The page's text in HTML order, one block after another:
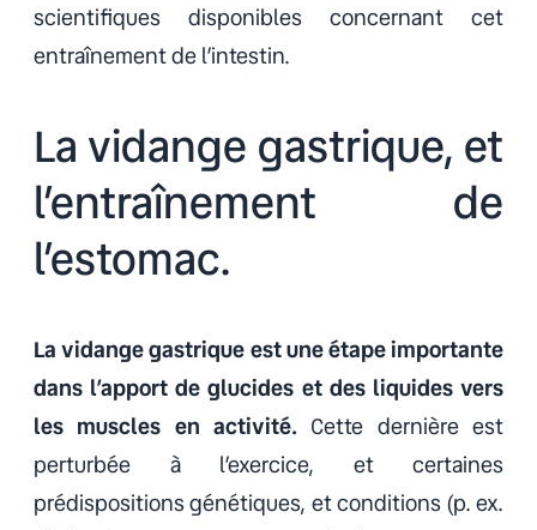
scientifiques disponibles concernant cet
entraînement de l’intestin.
La vidange gastrique, et
l’entraînement de
l’estomac.
La vidange gastrique est une étape importante
dans l’apport de glucides et des liquides vers
les muscles en activité. Cette dernière est
perturbée à l’exercice, et certaines
prédispositions génétiques, et conditions (p. ex.